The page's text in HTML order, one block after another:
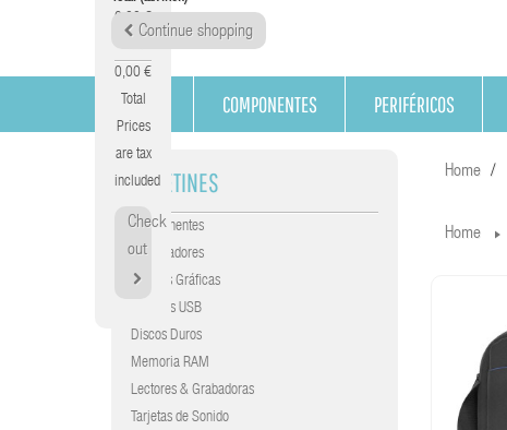
0,00 €
0,00 €
Total
Prices
are tax
included
Check
out
Continue shopping
COMPONENTES PERIFÉRICOS
MALETINES
Componentes
Procesadores
Tarjetas Gráficas
Gráficas USB
Discos Duros
Memoria RAM
Lectores & Grabadoras
Tarjetas de Sonido
Home
Home